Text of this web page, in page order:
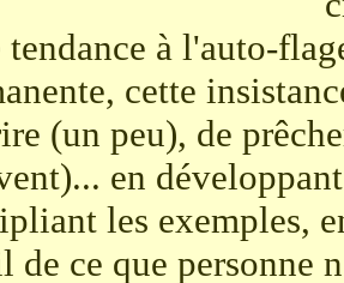
tendance à l'auto-
cette
(un peu), de
en
les exemples,
de ce que personne